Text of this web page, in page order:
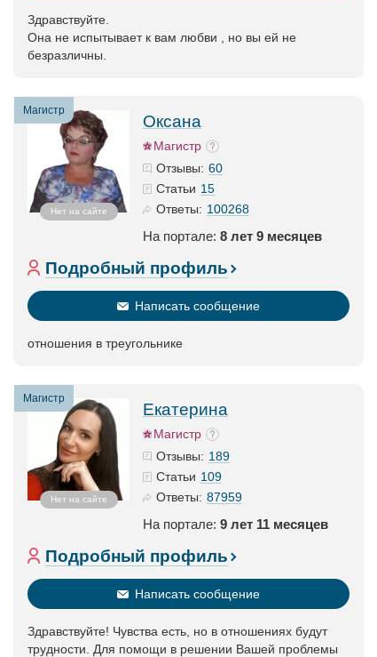
Здравствуйте.
Она не испытывает к вам любви , но вы ей не
безразличны.
Магистр
Нет на сайте
Оксана
Магистр
Отзывы: 60
Статьи 15
Ответы: 100268
На портале: 8 лет 9 месяцев
Подробный профиль
Написать сообщение
отношения в треугольнике
Магистр
Нет на сайте
Екатерина
Магистр
Отзывы: 189
Статьи 109
Ответы: 87959
На портале: 9 лет 11 месяцев
Подробный профиль
Написать сообщение
Здравствуйте! Чувства есть, но в отношениях будут
трудности. Для помощи в решении Вашей проблемы